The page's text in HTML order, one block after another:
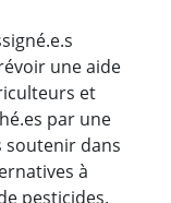
une aide
et
par une
soutenir dans
à
pesticides.